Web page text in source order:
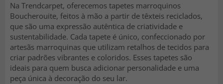
Na Trendcarpet, oferecemos tapetes marroquinos
Boucherouite, feitos à mão a partir de têxteis reciclados,
que são uma expressão autêntica de criatividade e
sustentabilidade. Cada tapete é único, confeccionado por
artesãs marroquinas que utilizam retalhos de tecidos para
criar padrões vibrantes e coloridos. Esses tapetes são
ideais para quem busca adicionar personalidade e uma
peça única à decoração do seu lar.